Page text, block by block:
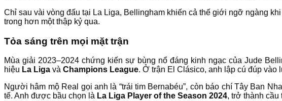
Chỉ sau vài vòng đấu tại La Liga, Bellingham khiến cả thế giới ngỡ ngàng
trong hơn một thập kỷ qua.
Tỏa sáng trên mọi mặt trận
Mùa giải 2023–2024 chứng kiến sự bùng nổ đáng kinh ngạc của Jude
hiệu La Liga và Champions League. Ở trận El Clásico, anh lập cú đúp vào
Người hâm mộ Real gọi anh là “trái tim Bernabéu”, còn báo chí Tây Ban
tế. Anh được bầu chọn là La Liga Player of the Season 2024, trở thành cầu